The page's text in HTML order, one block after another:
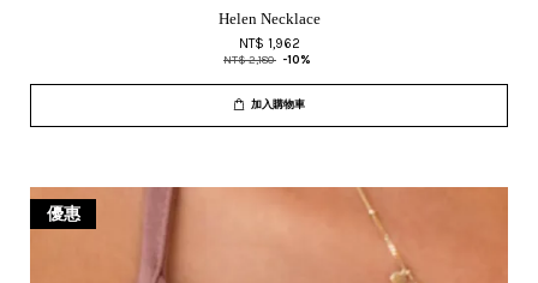
Helen Necklace
NT$ 1,962
NT$ 2,180 -10%
加入購物車
優惠